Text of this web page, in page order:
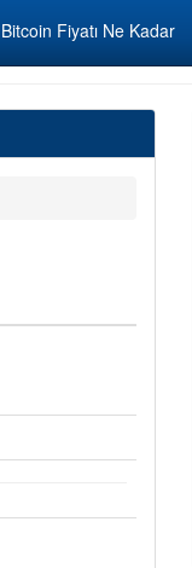
Bitcoin Fiyatı Ne Kadar